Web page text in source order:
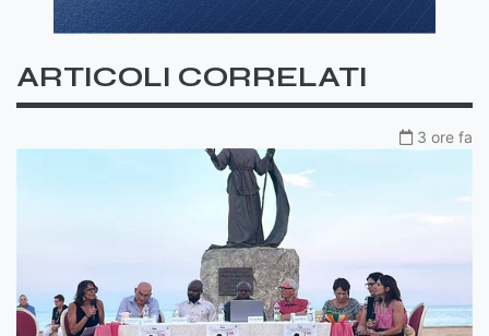
ARTICOLI CORRELATI
3 ore fa